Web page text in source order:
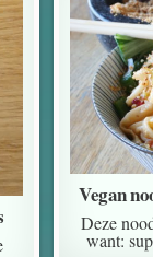
Vegan
Deze
want: